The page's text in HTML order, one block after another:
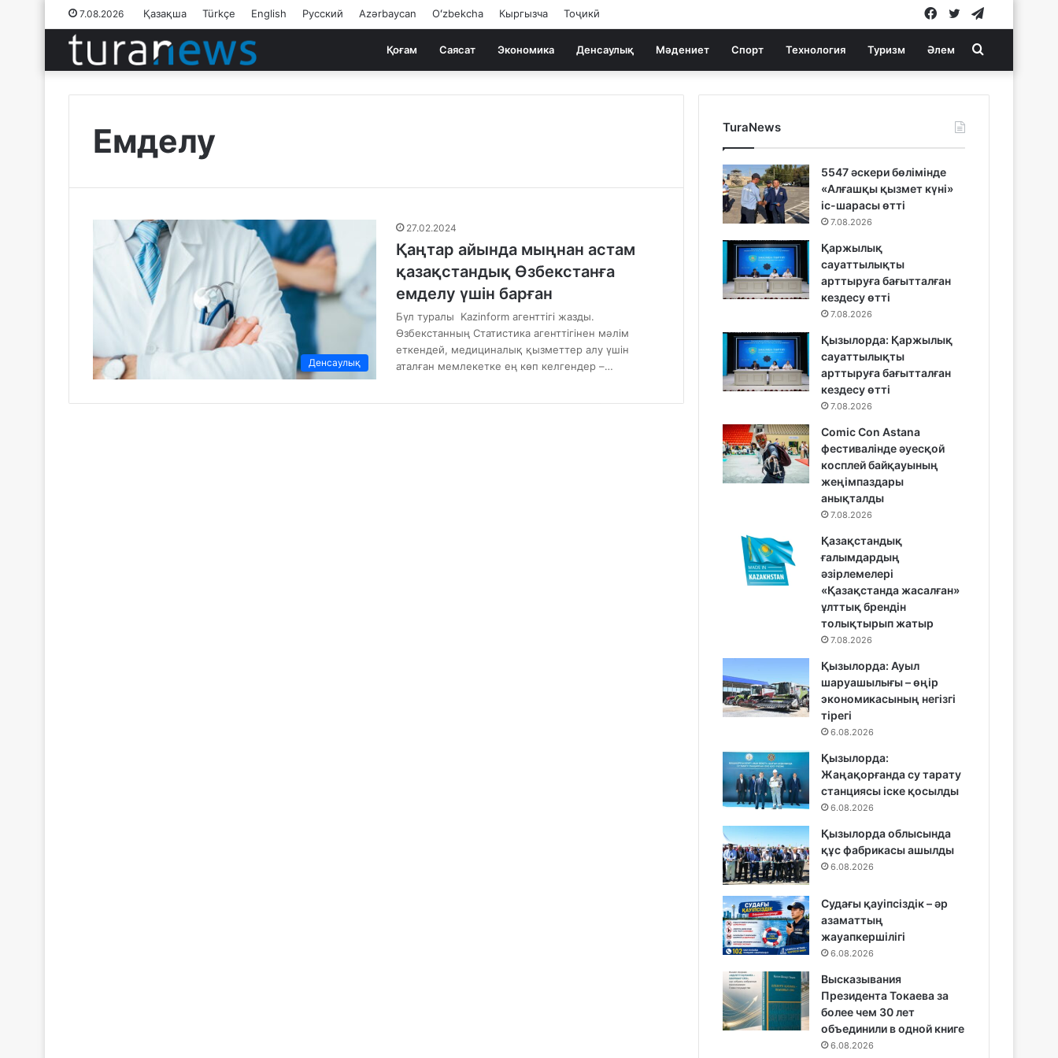
7.08.2026 Қазақша Türkçe English Русский Azərbaycan Oʻzbekcha Кыргызча Тоҷикӣ Twitter
Facebook
Қоғам Саясат Экономика Денсаулық Мәдениет Спорт Технология Туризм Әлем Search
for
Емделу
Денсаулық
27.02.2024
Қаңтар айында мыңнан астам
қазақстандық Өзбекстанға
емделу үшін барған
Бүл туралы Kazinform агенттігі жазды.
Өзбекстанның Статистика агенттігінен мәлім
еткендей, медициналық қызметтер алу үшін
аталған мемлекетке ең көп келгендер –…
TuraNews
5547 әскери бөлімінде
«Алғашқы қызмет күні»
іс-шарасы өтті
7.08.2026
Қаржылық
сауаттылықты
арттыруға бағытталған
кездесу өтті
7.08.2026
Қызылорда: Қаржылық
сауаттылықты
арттыруға бағытталған
кездесу өтті
7.08.2026
Comic Con Astana
фестивалінде әуесқой
косплей байқауының
жеңімпаздары
анықталды
7.08.2026
Қазақстандық
ғалымдардың
әзірлемелері
«Қазақстанда жасалған»
ұлттық брендін
толықтырып жатыр
7.08.2026
Қызылорда: Ауыл
шаруашылығы – өңір
экономикасының негізгі
тірегі
6.08.2026
Қызылорда:
Жаңақорғанда су тарату
станциясы іске қосылды
6.08.2026
Қызылорда облысында
құс фабрикасы ашылды
6.08.2026
Судағы қауіпсіздік – әр
азаматтың
жауапкершілігі
6.08.2026
Высказывания
Президента Токаева за
более чем 30 лет
объединили в одной книге
6.08.2026